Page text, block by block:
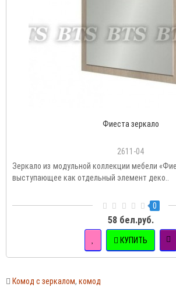
Фиеста зеркало
2611-04
Зеркало из модульной коллекции мебели
выступающее как отдельный элемент деко..
0
58 бел.руб.
КУПИТЬ
Комод с зеркалом, комод